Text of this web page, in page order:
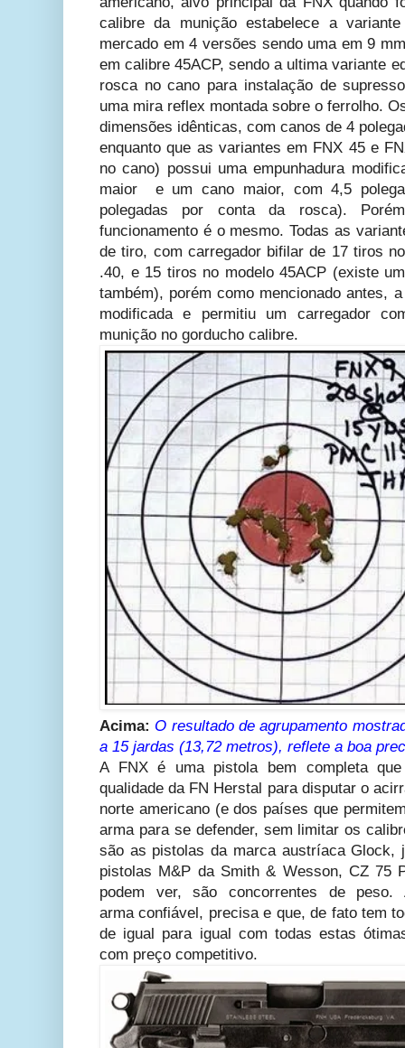
calibre da munição estabelece a
mercado em 4 versões sendo uma em 9
em calibre 45ACP, sendo a ultima variante
rosca no cano para instalação de
uma mira reflex montada sobre o ferrolho.
dimensões idênticas, com canos de 4
enquanto que as variantes em FNX 45 e
no cano) possui uma empunhadura
maior e um cano maior, com 4,5
polegadas por conta da rosca).
funcionamento é o mesmo. Todas as
de tiro, com carregador bifilar de 17 tiros
.40, e 15 tiros no modelo 45ACP (existe
também), porém como mencionado antes,
modificada e permitiu um carregador
munição no gorducho calibre.
Acima: O resultado de agrupamento
a 15 jardas (13,72 metros), reflete a boa
A FNX é uma pistola bem completa
qualidade da FN Herstal para disputar o
norte americano (e dos países que
arma para se defender, sem limitar os
são as pistolas da marca austríaca Glock,
pistolas M&P da Smith & Wesson, CZ 75
podem ver, são concorrentes de
arma confiável, precisa e que, de fato tem
de igual para igual com todas estas
com preço competitivo.